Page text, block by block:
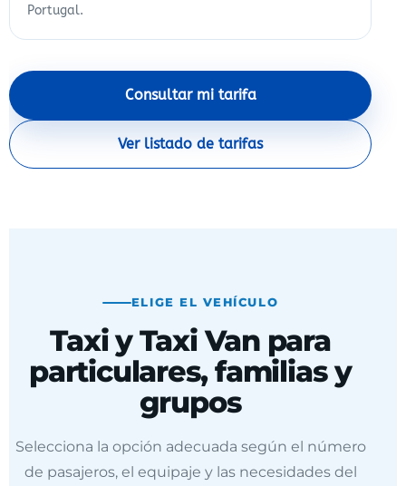
Portugal.
Consultar mi tarifa
Ver listado de tarifas
ELIGE EL VEHÍCULO
Taxi y Taxi Van para
particulares, familias y
grupos
Selecciona la opción adecuada según el número
de pasajeros, el equipaje y las necesidades del